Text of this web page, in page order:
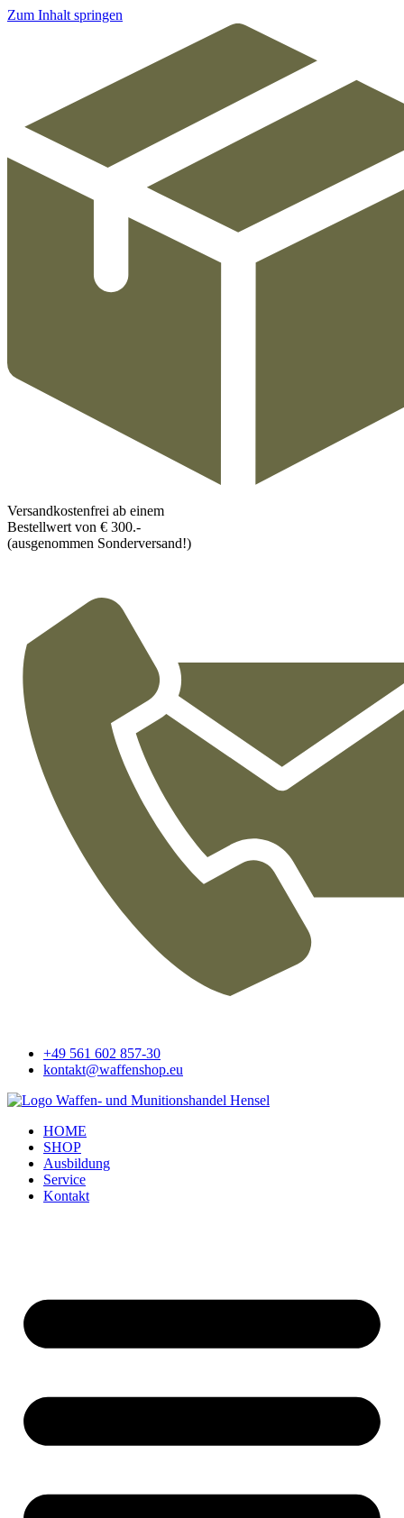
Zum Inhalt springen
Versandkostenfrei ab einem
Bestellwert von € 300.-
(ausgenommen Sonderversand!)
+49 561 602 857-30
kontakt@waffenshop.eu
HOME
SHOP
Ausbildung
Service
Kontakt